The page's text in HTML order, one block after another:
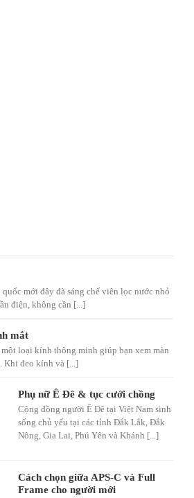
mới đây đã sáng chế viên lọc nước nhỏ
điện, không cần [...]
mắt
loại kính thông minh giúp bạn xem màn
Khi đeo kính và [...]
Phụ nữ Ê Đê & tục cưới chồng
Cộng đồng người Ê Đê tại Việt Nam sinh
sống chủ yếu tại các tỉnh Đắk Lắk, Đắk
Nông, Gia Lai, Phú Yên và Khánh [...]
Cách chọn giữa APS-C và Full
Frame cho người mới